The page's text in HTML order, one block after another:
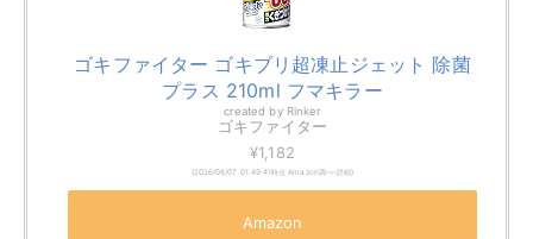
ゴキファイター ゴキブリ超凍止ジェット 除菌
プラス 210ml フマキラー
created by Rinker
ゴキファイター
¥1,182
(2026/08/07 01:49:41時点 Amazon調べ- 詳細)
Amazon